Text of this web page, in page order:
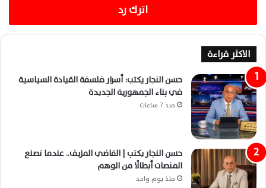
اترك رد
الاكثر قراءة
حسن النجار يكتب: أسرار فلسفة القيادة السياسية
في بناء الجمهورية الجديدة
منذ 7 ساعات
حسن النجار يكتب | القاضي المزيف.. عندما تصنع
المنصات أبطالًا من الوهم
منذ يوم واحد